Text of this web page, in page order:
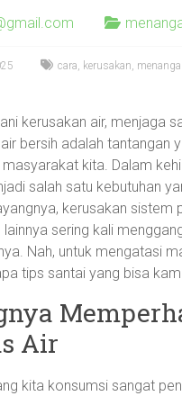
cara, kerusakan,
kerusakan air, menjaga
bersih adalah tantangan
kita. Dalam
salah satu kebutuhan
kerusakan sistem
sering kali
Nah, untuk mengatasi
tips santai yang bisa
Air
kita konsumsi sangat